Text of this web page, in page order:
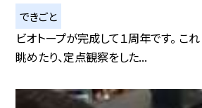
できごと
ビオトープが完成して１周年です。 こ
眺めたり、定点観察をした...